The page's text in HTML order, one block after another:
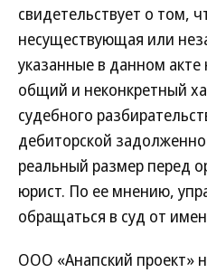
свидетельствует о том,
несуществующая или
указанные в данном
общий и неконкретный
судебного
дебиторской
реальный размер перед
юрист. По ее мнению,
обращаться в суд от
ООО «Анапский проект»